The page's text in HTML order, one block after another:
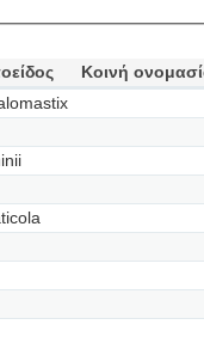
Κοινή